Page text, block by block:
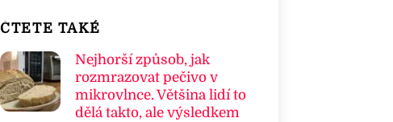
ČTETE TAKÉ
Nejhorší způsob, jak
rozmrazovat pečivo v
mikrovlnce. Většina lidí to
dělá takto, ale výsledkem